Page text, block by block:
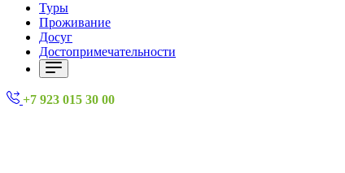
Туры
Проживание
Досуг
Достопримечательности
+7 923 015 30 00